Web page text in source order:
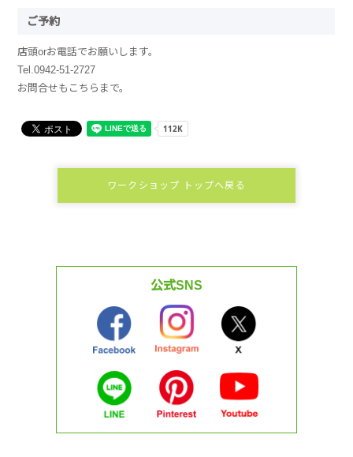
ご予約
店頭orお電話でお願いします。
Tel.0942-51-2727
お問合せもこちらまで。
ワークショップ トップへ戻る
公式SNS